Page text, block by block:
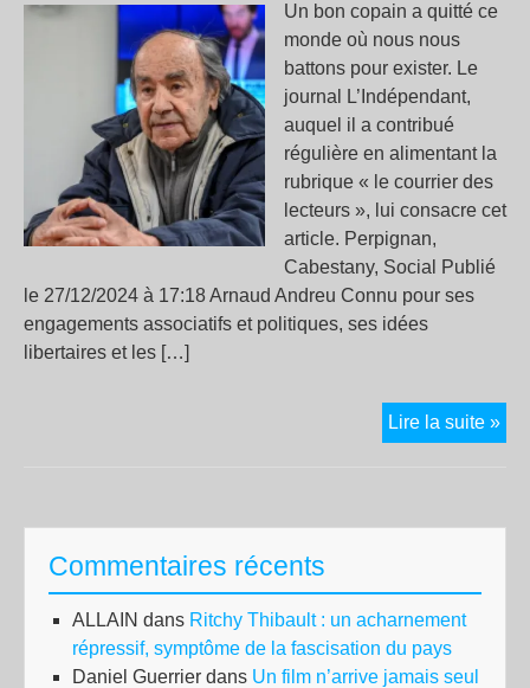
Un bon copain a quitté ce
monde où nous nous
battons pour exister. Le
journal L’Indépendant,
auquel il a contribué
régulière en alimentant la
rubrique « le courrier des
lecteurs », lui consacre cet
article. Perpignan,
Cabestany, Social Publié
le 27/12/2024 à 17:18 Arnaud Andreu Connu pour ses
engagements associatifs et politiques, ses idées
libertaires et les […]
Lire la suite »
Commentaires récents
ALLAIN dans Ritchy Thibault : un acharnement
répressif, symptôme de la fascisation du pays
Daniel Guerrier dans Un film n’arrive jamais seul